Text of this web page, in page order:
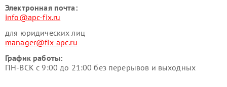
Электронная почта:
info@apc-fix.ru
для юридических лиц
manager@fix-apc.ru
График работы:
ПН-ВСК с 9:00 до 21:00 без перерывов и выходных